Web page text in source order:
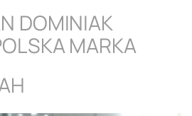
DOMINIAK
MARKA